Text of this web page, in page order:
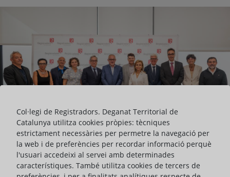
Col·legi de Registradors. Deganat Territorial de
Catalunya utilitza cookies pròpies: tècniques
estrictament necessàries per permetre la navegació per
la web i de preferències per recordar informació perquè
l'usuari accedeixi al servei amb determinades
característiques. També utilitza cookies de tercers de